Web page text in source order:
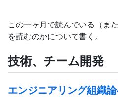
この一ヶ月で読んでいる（ま
を読むのかについて書く。
技術、チーム開発
エンジニアリング組織